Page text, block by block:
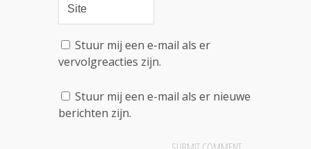
Stuur mij een e-mail als er
vervolgreacties zijn.
Stuur mij een e-mail als er nieuwe
berichten zijn.